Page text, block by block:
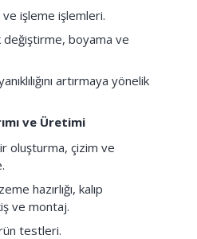
işleme işlemleri.
boyama ve
artırmaya yönelik
ve Üretimi
oluşturma, çizim ve
hazırlığı, kalıp
ve montaj.
testleri.